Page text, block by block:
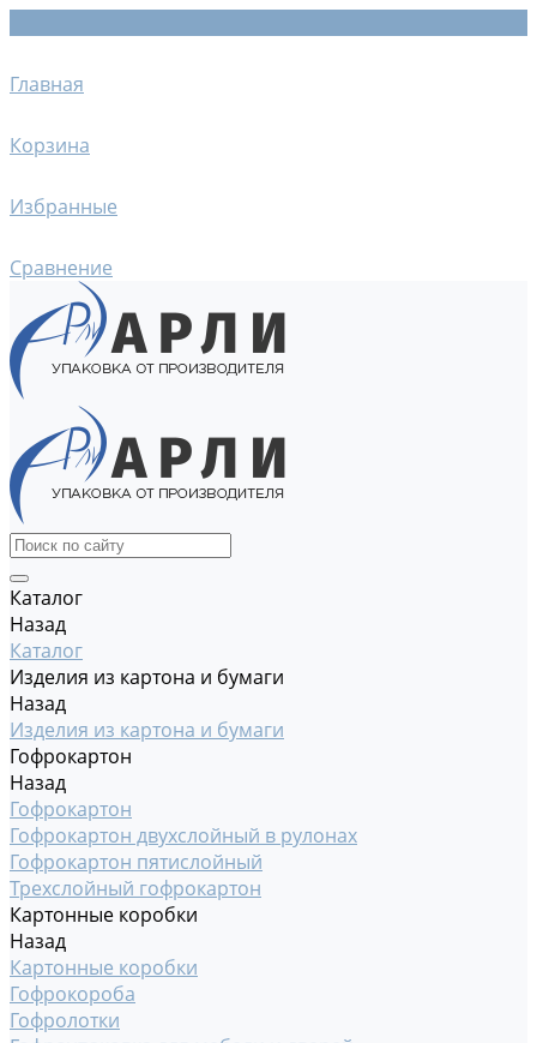
Главная
Корзина
Избранные
Сравнение
Каталог
Назад
Каталог
Изделия из картона и бумаги
Назад
Изделия из картона и бумаги
Гофрокартон
Назад
Гофрокартон
Гофрокартон двухслойный в рулонах
Гофрокартон пятислойный
Трехслойный гофрокартон
Картонные коробки
Назад
Картонные коробки
Гофрокороба
Гофролотки